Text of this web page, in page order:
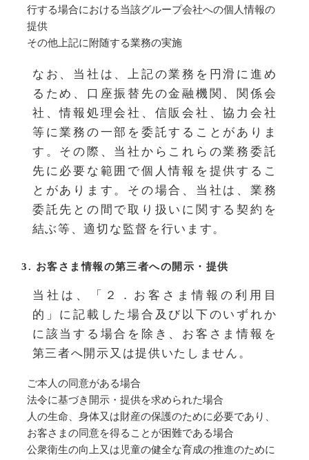
行する場合における当該グループ会社への個人情報の
提供
その他上記に附随する業務の実施
なお、当社は、上記の業務を円滑に進め
るため、口座振替先の金融機関、関係会
社、情報処理会社、信販会社、協力会社
等に業務の一部を委託することがありま
す。その際、当社からこれらの業務委託
先に必要な範囲で個人情報を提供するこ
とがあります。その場合、当社は、業務
委託先との間で取り扱いに関する契約を
結ぶ等、適切な監督を行います。
3. お客さま情報の第三者への開示・提供
当社は、「２．お客さま情報の利用目
的」に記載した場合及び以下のいずれか
に該当する場合を除き、お客さま情報を
第三者へ開示又は提供いたしません。
ご本人の同意がある場合
法令に基づき開示・提供を求められた場合
人の生命、身体又は財産の保護のために必要であり、
お客さまの同意を得ることが困難である場合
公衆衛生の向上又は児童の健全な育成の推進のために